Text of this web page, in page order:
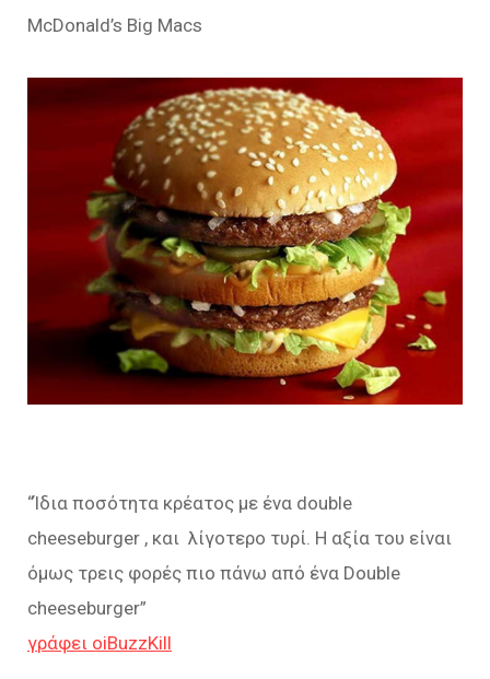
McDonald’s Big Macs
“Ίδια ποσότητα κρέατος με ένα double
cheeseburger , και λίγοτερο τυρί. Η αξία του είναι
όμως τρεις φορές πιο πάνω από ένα Double
cheeseburger”
γράφει οiBuzzKill